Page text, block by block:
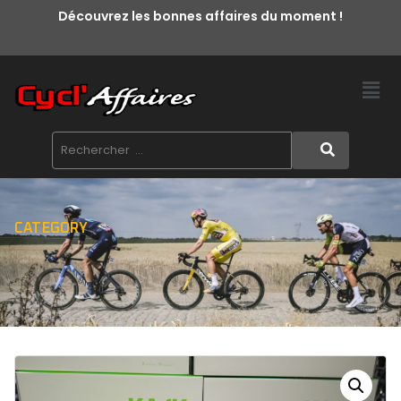
Découvrez les bonnes affaires du moment !
CATEGORY